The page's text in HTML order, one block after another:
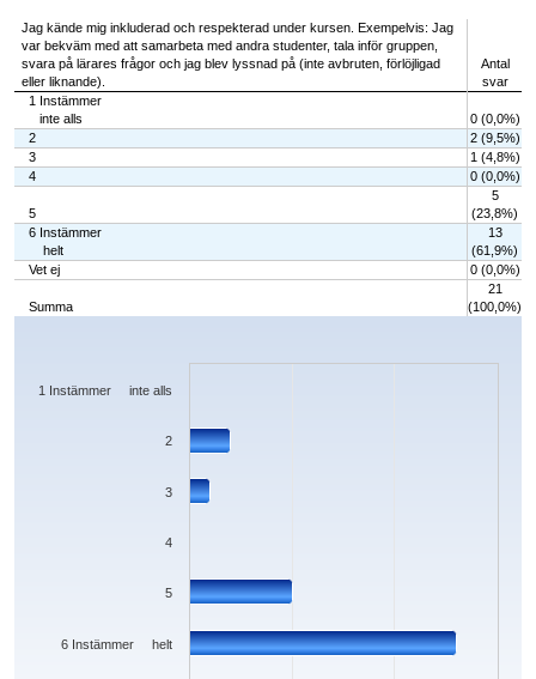
Jag kände mig inkluderad och respekterad under kursen. Exempelvis: Jag
var bekväm med att samarbeta med andra studenter, tala inför gruppen,
svara på lärares frågor och jag blev lyssnad på (inte avbruten, förlöjligad
eller liknande).
Antal
svar
1 Instämmer
inte alls
0 (0,0%)
2
2 (9,5%)
3
1 (4,8%)
4
0 (0,0%)
5
5
(23,8%)
6 Instämmer
helt
13
(61,9%)
Vet ej
0 (0,0%)
Summa
21
(100,0%)
Chart
The chart has 1 X axis displaying categories.
6 Instämmer helt
5
4
3
2
1 Instämmer inte alls